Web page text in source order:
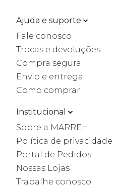
Ajuda e suporte
Fale conosco
Trocas e devoluções
Compra segura
Envio e entrega
Como comprar
Institucional
Sobre a MARREH
Política de privacidade
Portal de Pedidos
Nossas Lojas
Trabalhe conosco